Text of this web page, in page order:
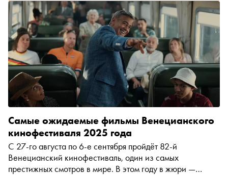
Самые ожидаемые фильмы Венецианского
кинофестиваля 2025 года
С 27-го августа по 6-е сентября пройдёт 82-й
Венецианский кинофестиваль, один из самых
престижных смотров в мире. В этом году в жюри —